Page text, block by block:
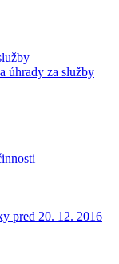
úhrady za služby
pred 20. 12. 2016